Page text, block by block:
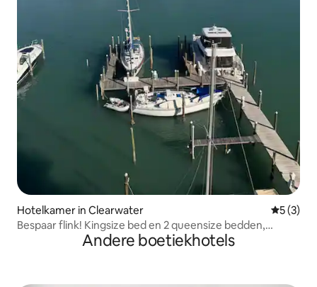
Hotelkamer in Clearwater
5 (3)
Bespaar flink! Kingsize bed en 2 queensize bedden,
keuken, NIEUW, 116 m²Andere boetiekhotels